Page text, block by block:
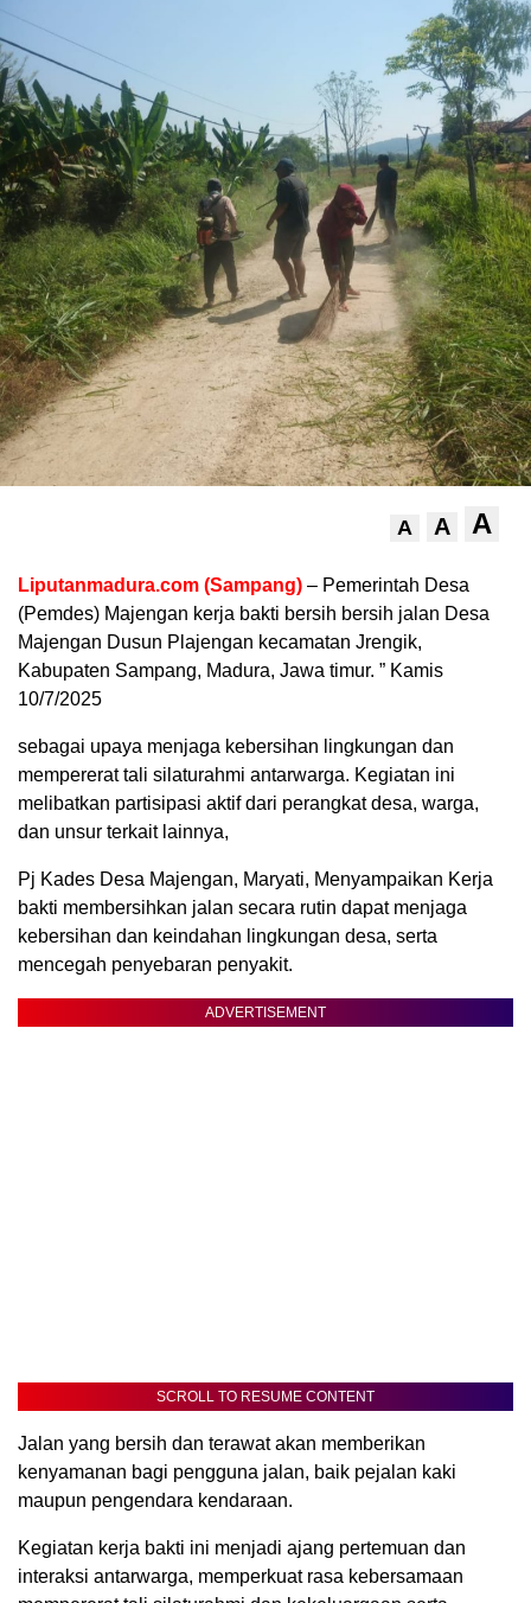
A A A
Liputanmadura.com (Sampang) – Pemerintah Desa
(Pemdes) Majengan kerja bakti bersih bersih jalan Desa
Majengan Dusun Plajengan kecamatan Jrengik,
Kabupaten Sampang, Madura, Jawa timur. ” Kamis
10/7/2025
sebagai upaya menjaga kebersihan lingkungan dan
mempererat tali silaturahmi antarwarga. Kegiatan ini
melibatkan partisipasi aktif dari perangkat desa, warga,
dan unsur terkait lainnya,
Pj Kades Desa Majengan, Maryati, Menyampaikan Kerja
bakti membersihkan jalan secara rutin dapat menjaga
kebersihan dan keindahan lingkungan desa, serta
mencegah penyebaran penyakit.
ADVERTISEMENT
SCROLL TO RESUME CONTENT
Jalan yang bersih dan terawat akan memberikan
kenyamanan bagi pengguna jalan, baik pejalan kaki
maupun pengendara kendaraan.
Kegiatan kerja bakti ini menjadi ajang pertemuan dan
interaksi antarwarga, memperkuat rasa kebersamaan